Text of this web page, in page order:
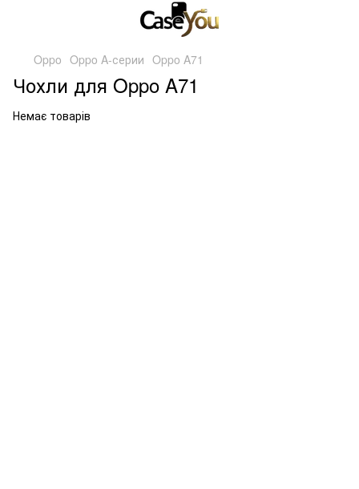
Oppo Oppo A-серии Oppo A71
Чохли для Oppo A71
Немає товарів